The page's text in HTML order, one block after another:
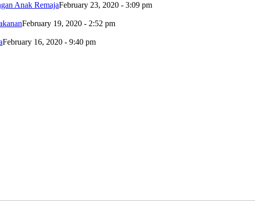
Anak RemajaFebruary 23, 2020 - 3:09 pm
February 19, 2020 - 2:52 pm
February 16, 2020 - 9:40 pm